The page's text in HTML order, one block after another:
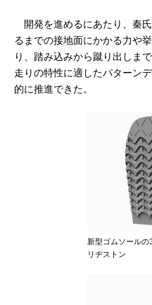
開発を進めるにあたり、秦
るまでの接地面にかかる力や
り、踏み込みから蹴り出しま
走りの特性に適したパターン
的に推進できた。
新型ゴムソール
リヂストン